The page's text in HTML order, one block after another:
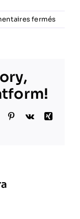
ferméssur
Les
Tumblr Pinterest
Vk
Xing